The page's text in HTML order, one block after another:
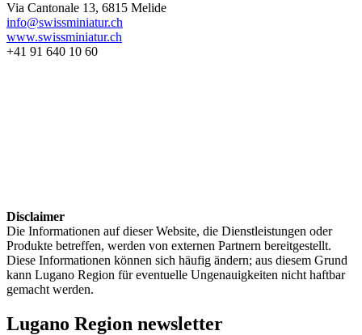
Via Cantonale 13, 6815 Melide
info@swissminiatur.ch
www.swissminiatur.ch
+41 91 640 10 60
Disclaimer
Die Informationen auf dieser Website, die Dienstleistungen oder
Produkte betreffen, werden von externen Partnern bereitgestellt.
Diese Informationen können sich häufig ändern; aus diesem Grund
kann Lugano Region für eventuelle Ungenauigkeiten nicht haftbar
gemacht werden.
Lugano Region newsletter